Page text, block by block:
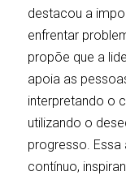
destacou a
enfrentar
propõe que a
apoia as
interpretando o
utilizando o
progresso.
contínuo,